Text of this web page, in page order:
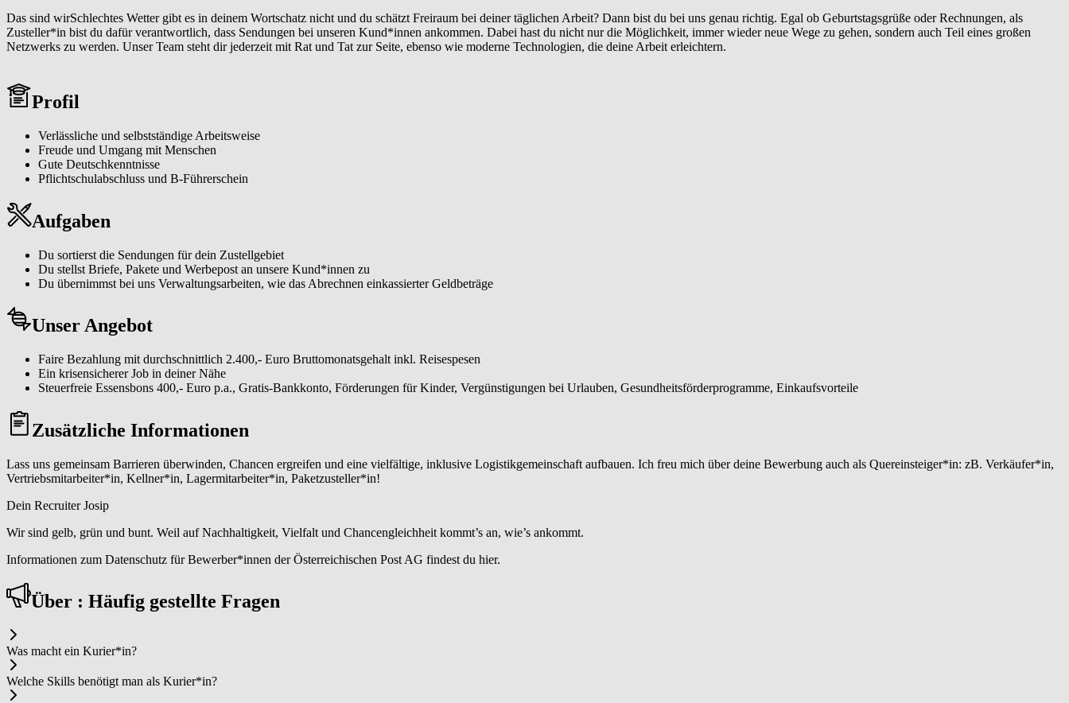
Das sind wirSchlechtes Wetter gibt es in deinem Wortschatz nicht und du schätzt Freiraum bei deiner täglichen Arbeit? Dann bist du bei uns genau richtig. Egal ob Geburtstagsgrüße oder Rechnungen, als
Zusteller*in bist du dafür verantwortlich, dass Sendungen bei unseren Kund*innen ankommen. Dabei hast du nicht nur die Möglichkeit, immer wieder neue Wege zu gehen, sondern auch Teil eines großen
Netzwerks zu werden. Unser Team steht dir jederzeit mit Rat und Tat zur Seite, ebenso wie moderne Technologien, die deine Arbeit erleichtern.
Profil
Verlässliche und selbstständige Arbeitsweise
Freude und Umgang mit Menschen
Gute Deutschkenntnisse
Pflichtschulabschluss und B-Führerschein
Aufgaben
Du sortierst die Sendungen für dein Zustellgebiet
Du stellst Briefe, Pakete und Werbepost an unsere Kund*innen zu
Du übernimmst bei uns Verwaltungsarbeiten, wie das Abrechnen einkassierter Geldbeträge
Unser Angebot
Faire Bezahlung mit durchschnittlich 2.400,- Euro Bruttomonatsgehalt inkl. Reisespesen
Ein krisensicherer Job in deiner Nähe
Steuerfreie Essensbons 400,- Euro p.a., Gratis-Bankkonto, Förderungen für Kinder, Vergünstigungen bei Urlauben, Gesundheitsförderprogramme, Einkaufsvorteile
Zusätzliche Informationen
Lass uns gemeinsam Barrieren überwinden, Chancen ergreifen und eine vielfältige, inklusive Logistikgemeinschaft aufbauen. Ich freu mich über deine Bewerbung auch als Quereinsteiger*in: zB. Verkäufer*in,
Vertriebsmitarbeiter*in, Kellner*in, Lagermitarbeiter*in, Paketzusteller*in!
Dein Recruiter Josip
Wir sind gelb, grün und bunt. Weil auf Nachhaltigkeit, Vielfalt und Chancengleichheit kommt’s an, wie’s ankommt.
Informationen zum Datenschutz für Bewerber*innen der Österreichischen Post AG findest du hier.
Über : Häufig gestellte Fragen
Was macht ein Ku­rier*in?
Welche Skills benötigt man als Ku­rier*in?